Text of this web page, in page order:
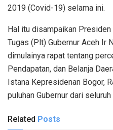
2019 (Covid-19) selama ini.
Hal itu disampaikan
Tugas (Plt) Gubernur Aceh Ir
dimulainya rapat tentang
Pendapatan, dan Belanja
Istana Kepresidenan Bogor,
puluhan Gubernur dari
Related Posts